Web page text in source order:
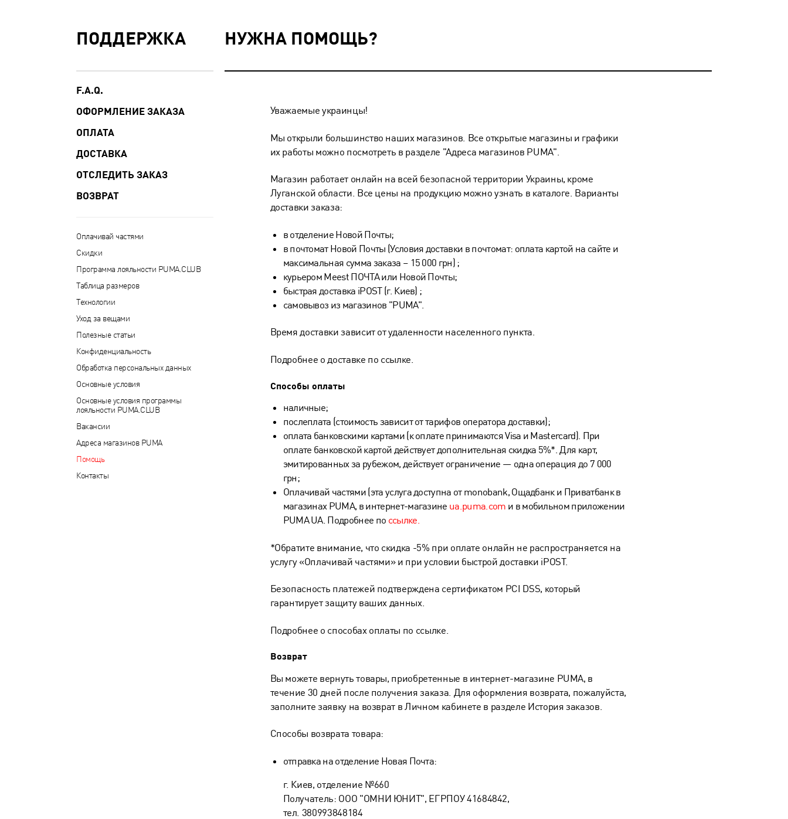
НУЖНА ПОМОЩЬ?
Уважаемые украинцы!
Мы открыли большинство наших магазинов. Все открытые магазины и графики
их работы можно посмотреть в разделе "Адреса магазинов PUMA".
Магазин работает онлайн на всей безопасной территории Украины, кроме
Луганской области. Все цены на продукцию можно узнать в каталоге. Варианты
доставки заказа:
в отделение Новой Почты;
в почтомат Новой Почты (Условия доставки в почтомат: оплата картой на сайте и
максимальная сумма заказа – 15 000 грн) ;
курьером Meest ПОЧТА или Новой Почты;
быстрая доставка iPOST (г. Киев) ;
самовывоз из магазинов "PUMA".
Время доставки зависит от удаленности населенного пункта.
Подробнее о доставке по ссылке.
Способы оплаты
наличные;
послеплата (стоимость зависит от тарифов оператора доставки);
оплата банковскими картами (к оплате принимаются Visa и Mastercard). При
оплате банковской картой действует дополнительная скидка 5%*. Для карт,
эмитированных за рубежом, действует ограничение — одна операция до 7 000
грн;
Оплачивай частями (эта услуга доступна от monobank, Ощадбанк и Приватбанк в
магазинах PUMA, в интернет-магазине ua.puma.com и в мобильном приложении
PUMA UA. Подробнее по ссылке.
*Обратите внимание, что скидка -5% при оплате онлайн не распространяется на
услугу «Оплачивай частями» и при условии быстрой доставки iPOST.
Безопасность платежей подтверждена сертификатом PCI DSS, который
гарантирует защиту ваших данных.
Подробнее о способах оплаты по ссылке.
Возврат
Вы можете вернуть товары, приобретенные в интернет-магазине PUMA, в
течение 30 дней после получения заказа. Для оформления возврата, пожалуйста,
заполните заявку на возврат в Личном кабинете в разделе История заказов.
Способы возврата товара:
отправка на отделение Новая Почта:
г. Киев, отделение №660
Получатель: ООО "ОМНИ ЮНИТ", ЕГРПОУ 41684842,
тел. 380993848184
ПОДДЕРЖКА
F.A.Q.
ОФОРМЛЕНИЕ ЗАКАЗА
ОПЛАТА
ДОСТАВКА
ОТСЛЕДИТЬ ЗАКАЗ
ВОЗВРАТ
Оплачивай частями
Скидки
Программа лояльности PUMA.CLUB
Таблица размеров
Технологии
Уход за вещами
Полезные статьи
Конфиденциальность
Обработка персональных данных
Основные условия
Основные условия программы
лояльности PUMA.CLUB
Вакансии
Адреса магазинов PUMA
Помощь
Контакты